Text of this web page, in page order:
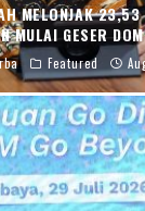
MELONJAK
MULAI GESER
Featured